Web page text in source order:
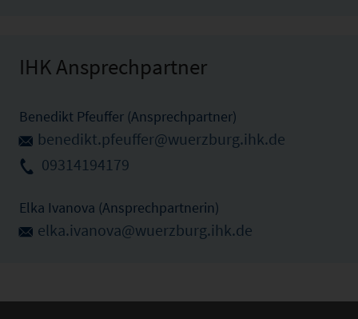
IHK Ansprechpartner
Benedikt Pfeuffer (Ansprechpartner)
benedikt.pfeuffer@wuerzburg.ihk.de
09314194179
Elka Ivanova (Ansprechpartnerin)
elka.ivanova@wuerzburg.ihk.de